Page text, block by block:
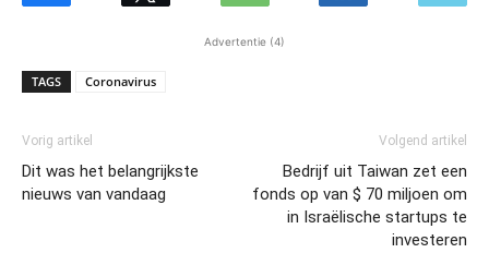
Advertentie (4)
TAGS Coronavirus
Vorig artikel
Dit was het belangrijkste
nieuws van vandaag
Volgend artikel
Bedrijf uit Taiwan zet een
fonds op van $ 70 miljoen om
in Israëlische startups te
investeren